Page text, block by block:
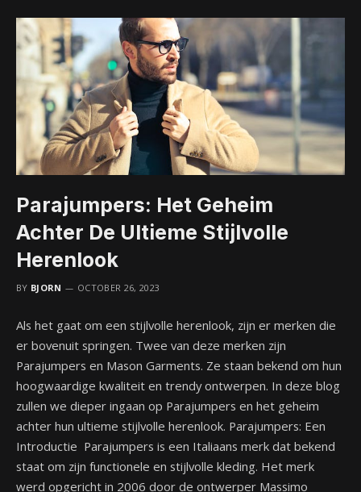
Parajumpers: Het Geheim
Achter De Ultieme Stijlvolle
Herenlook
BY BJORN OCTOBER 26, 2023
Als het gaat om een stijlvolle herenlook, zijn er merken die
er bovenuit springen. Twee van deze merken zijn
Parajumpers en Mason Garments. Ze staan bekend om hun
hoogwaardige kwaliteit en trendy ontwerpen. In deze blog
zullen we dieper ingaan op Parajumpers en het geheim
achter hun ultieme stijlvolle herenlook. Parajumpers: Een
Introductie Parajumpers is een Italiaans merk dat bekend
staat om zijn functionele en stijlvolle kleding. Het merk
werd opgericht in 2006 door de ontwerper Massimo